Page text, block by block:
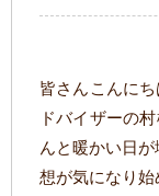
皆さんこんに
ドバイザーの
んと暖かい日
想が気になり